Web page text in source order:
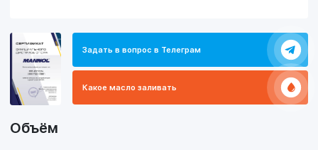
Задать в вопрос в Телеграм
Какое масло заливать
Объём